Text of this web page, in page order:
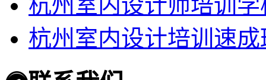
杭州室内设计培训速成